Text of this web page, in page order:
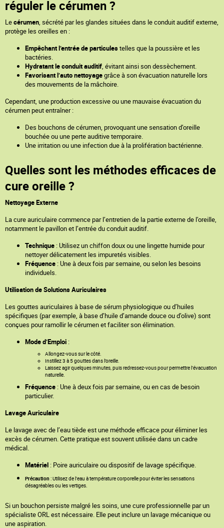
réguler le cérumen ?
Lecérumen, sécrété par les glandes situées dans le conduit auditif externe,
protège les oreilles en :
Empêchant l’entrée de particulestelles que la poussière et les
bactéries.
Hydratant le conduit auditif, évitant ainsi son dessèchement.
Favorisant l’auto nettoyagegrâce à son évacuation naturelle lors
des mouvements de la mâchoire.
Cependant, une production excessive ou une mauvaise évacuation du
cérumen peut entraîner :
Des bouchons de cérumen, provoquant une sensation d’oreille
bouchée ou une perte auditive temporaire.
Une irritation ou une infection due à la prolifération bactérienne.
Quelles sont les méthodes efficaces de
cure oreille ?
Nettoyage Externe
La cure auriculaire commence par l’entretien de la partie externe de l’oreille,
notamment le pavillon et l’entrée du conduit auditif.
Technique : Utilisez un chiffon doux ou une lingette humide pour
nettoyer délicatement les impuretés visibles.
Fréquence : Une à deux fois par semaine, ou selon les besoins
individuels.
Utilisation de Solutions Auriculaires
Les gouttes auriculaires à base de sérum physiologique ou d’huiles
spécifiques (par exemple, à base d’huile d’amande douce ou d’olive) sont
conçues pour ramollir le cérumen et faciliter son élimination.
Mode d’Emploi :
Allongez-vous sur le côté.
Instillez 3 à 5 gouttes dans l’oreille.
Laissez agir quelques minutes, puis redressez-vous pour permettre l’évacuation
naturelle.
Fréquence : Une à deux fois par semaine, ou en cas de besoin
particulier.
Lavage Auriculaire
Le lavage avec de l’eau tiède est une méthode efficace pour éliminer les
excès de cérumen. Cette pratique est souvent utilisée dans un cadre
médical.
Matériel : Poire auriculaire ou dispositif de lavage spécifique.
Précaution : Utilisez de l’eau à température corporelle pour éviter les sensations
désagréables ou les vertiges.
Si un bouchon persiste malgré les soins, une cure professionnelle par un
spécialiste ORL est nécessaire. Elle peut inclure un lavage mécanique ou
une aspiration.